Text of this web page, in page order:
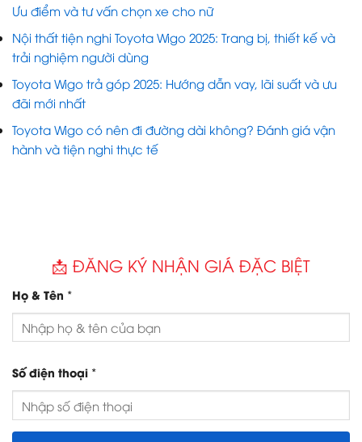
Ưu điểm và tư vấn chọn xe cho nữ
Nội thất tiện nghi Toyota Wigo 2025: Trang bị, thiết kế và
trải nghiệm người dùng
Toyota Wigo trả góp 2025: Hướng dẫn vay, lãi suất và ưu
đãi mới nhất
Toyota Wigo có nên đi đường dài không? Đánh giá vận
hành và tiện nghi thực tế
📩 ĐĂNG KÝ NHẬN GIÁ ĐẶC BIỆT
Họ & Tên *
Số điện thoại *